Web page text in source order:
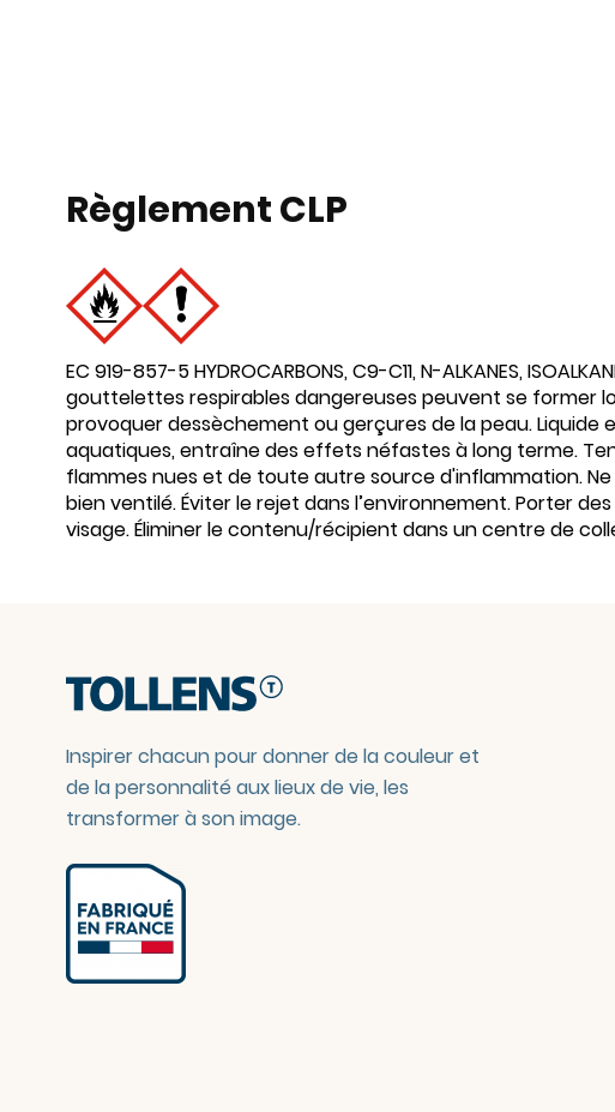
Règlement CLP
EC 919-857-5 HYDROCARBONS, C9-C11, N-ALKANES,
gouttelettes respirables dangereuses peuvent se former
provoquer dessèchement ou gerçures de la peau.
aquatiques, entraîne des effets néfastes à long terme.
flammes nues et de toute autre source d'inflammation.
bien ventilé. Éviter le rejet dans l’environnement. Porter
visage. Éliminer le contenu/récipient dans un centre de
Inspirer chacun pour donner de la couleur et
de la personnalité aux lieux de vie, les
transformer à son image.